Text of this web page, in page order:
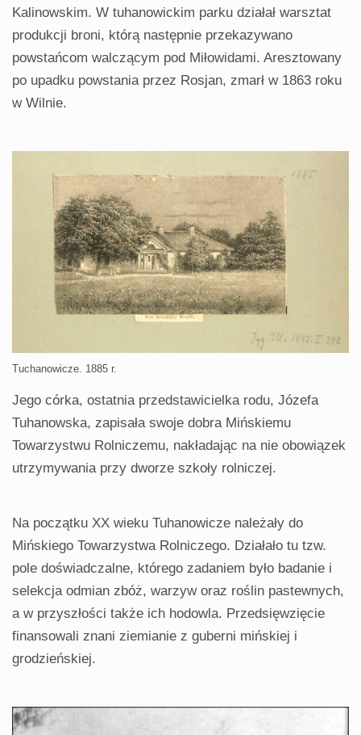
Kalinowskim. W tuhanowickim parku działał warsztat
produkcji broni, którą następnie przekazywano
powstańcom walczącym pod Miłowidami. Aresztowany
po upadku powstania przez Rosjan, zmarł w 1863 roku
w Wilnie.
Tuchanowicze. 1885 r.
Jego córka, ostatnia przedstawicielka rodu, Józefa
Tuhanowska, zapisała swoje dobra Mińskiemu
Towarzystwu Rolniczemu, nakładając na nie obowiązek
utrzymywania przy dworze szkoły rolniczej.
Na początku XX wieku Tuhanowicze należały do
Mińskiego Towarzystwa Rolniczego. Działało tu tzw.
pole doświadczalne, którego zadaniem było badanie i
selekcja odmian zbóż, warzyw oraz roślin pastewnych,
a w przyszłości także ich hodowla. Przedsięwzięcie
finansowali znani ziemianie z guberni mińskiej i
grodzieńskiej.